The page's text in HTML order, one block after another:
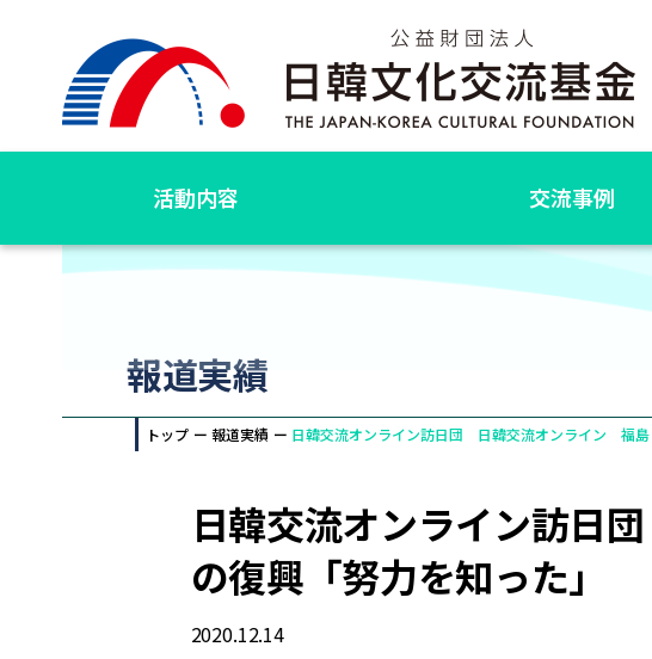
活動内容 交流事例
報道実績
トップ 報道実績 日韓交流オンライン訪日団 日韓交流オンライン 福島
日韓交流オンライン訪
の復興「努力を知った」
2020.12.14